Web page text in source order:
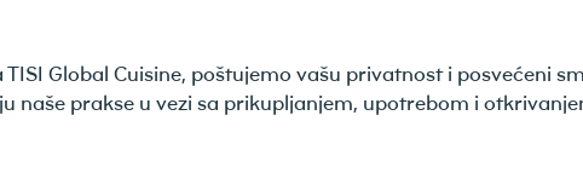
Global Cuisine, poštujemo vašu privatnost i posvećeni
naše prakse u vezi sa prikupljanjem, upotrebom i